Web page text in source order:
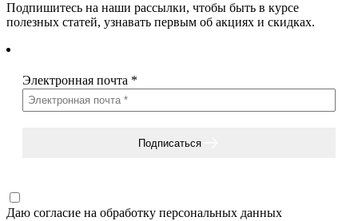
Подпишитесь на наши рассылки, чтобы быть в курсе
полезных статей, узнавать первым об акциях и скидках.
Электронная почта *
Подписаться
Даю согласие на обработку персональных данных